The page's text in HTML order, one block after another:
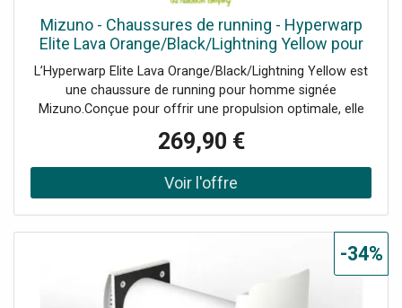
Mizuno - Chaussures de running - Hyperwarp
Elite Lava Orange/Black/Lightning Yellow pour
Homme - Taille 8,5 UK
L’Hyperwarp Elite Lava Orange/Black/Lightning Yellow est
une chaussure de running pour homme signée
Mizuno.Conçue pour offrir une propulsion optimale, elle
augmente la rigidité à la flexion et dynamise chaque
foulée. Sa plaque Smooth Speed Plate s’adapte
parfaitement à votre foulée pour un confort personnalisé
et une efficacité maximale.La tige en textile respirant et
intermédiaire repose sur une mousse Enerzy XP,
combinant une couche supérieure en PEBA pour la
légèreté et la réactivité, et une couche inférieure en TPEE
269,90 €
-34%